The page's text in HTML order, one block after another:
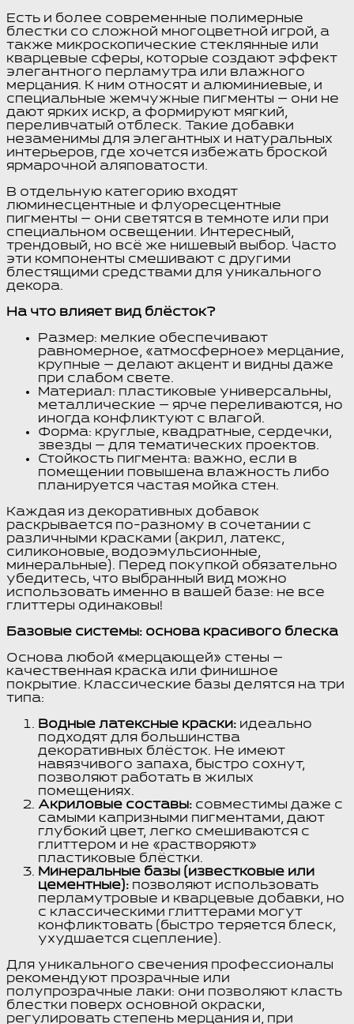
Есть и более современные полимерные
блестки со сложной многоцветной игрой, а
также микроскопические стеклянные или
кварцевые сферы, которые создают эффект
элегантного перламутра или влажного
мерцания. К ним относят и алюминиевые, и
специальные жемчужные пигменты — они не
дают ярких искр, а формируют мягкий,
переливчатый отблеск. Такие добавки
незаменимы для элегантных и натуральных
интерьеров, где хочется избежать броской
ярмарочной аляповатости.
В отдельную категорию входят
люминесцентные и флуоресцентные
пигменты — они светятся в темноте или при
специальном освещении. Интересный,
трендовый, но всё же нишевый выбор. Часто
эти компоненты смешивают с другими
блестящими средствами для уникального
декора.
На что влияет вид блёсток?
Размер: мелкие обеспечивают
равномерное, «атмосферное» мерцание,
крупные — делают акцент и видны даже
при слабом свете.
Материал: пластиковые универсальны,
металлические — ярче переливаются, но
иногда конфликтуют с влагой.
Форма: круглые, квадратные, сердечки,
звезды — для тематических проектов.
Стойкость пигмента: важно, если в
помещении повышена влажность либо
планируется частая мойка стен.
Каждая из декоративных добавок
раскрывается по-разному в сочетании с
различными красками (акрил, латекс,
силиконовые, водоэмульсионные,
минеральные). Перед покупкой обязательно
убедитесь, что выбранный вид можно
использовать именно в вашей базе: не все
глиттеры одинаковы!
Базовые системы: основа красивого блеска
Основа любой «мерцающей» стены —
качественная краска или финишное
покрытие. Классические базы делятся на три
типа:
Водные латексные краски: идеально
подходят для большинства
декоративных блёсток. Не имеют
навязчивого запаха, быстро сохнут,
позволяют работать в жилых
помещениях.
Акриловые составы: совместимы даже с
самыми капризными пигментами, дают
глубокий цвет, легко смешиваются с
глиттером и не «растворяют»
пластиковые блёстки.
Минеральные базы (известковые или
цементные): позволяют использовать
перламутровые и кварцевые добавки, но
с классическими глиттерами могут
конфликтовать (быстро теряется блеск,
ухудшается сцепление).
Для уникального свечения профессионалы
рекомендуют прозрачные или
полупрозрачные лаки: они позволяют класть
блестки поверх основной окраски,
регулировать степень мерцания и, при